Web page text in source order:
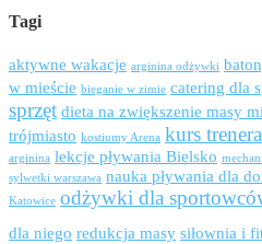
Tagi
aktywne wakacje arginina odżywki
w mieście bieganie w zimie catering dla
sprzęt dieta na zwiększenie masy
trójmiasto kostiumy Arena kurs
arginina lekcje pływania Bielsko
sylwetki warszawa nauka pływania dla
Katowice odżywki dla
dla niego redukcja masy siłownia i